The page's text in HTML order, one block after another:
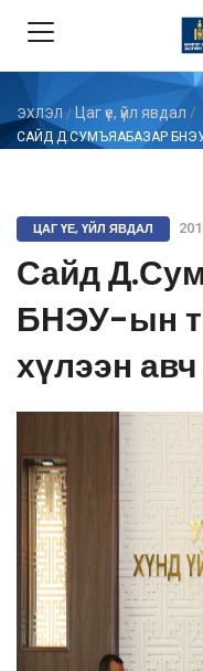
ЭХЛЭЛ / Цаг үе, үйл явдал /
САЙД Д.СУМЪЯАБАЗАР БНЭУ-
ЦАГ ҮЕ, ҮЙЛ ЯВДАЛ
Сайд
БНЭУ-ын
хүлээн